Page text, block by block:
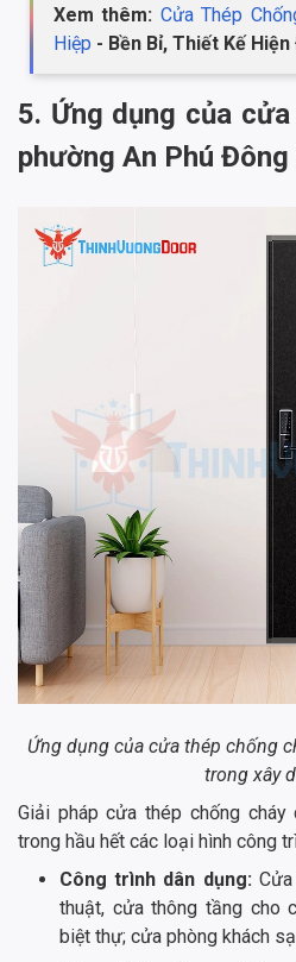
Xem thêm: Cửa Thép
Hiệp - Bền Bỉ, Thiết Kế
5. Ứng dụng của
phường An Phú
Ứng dụng của cửa thép chống
trong xây
Giải pháp cửa thép chống
trong hầu hết các loại hình công
Công trình dân dụng:Cửa
thuật, cửa thông tầng cho
biệt thự; cửa phòng khách